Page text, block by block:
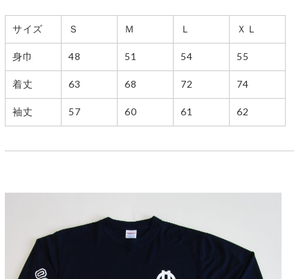
サイズ Ｓ Ｍ Ｌ ＸＬ
身巾 48 51 54 55
着丈 63 68 72 74
袖丈 57 60 61 62